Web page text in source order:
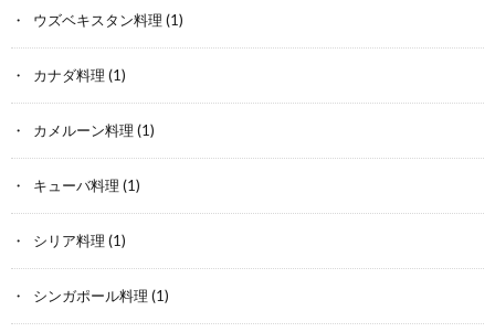
ウズベキスタン料理 (1)
カナダ料理 (1)
カメルーン料理 (1)
キューバ料理 (1)
シリア料理 (1)
シンガポール料理 (1)